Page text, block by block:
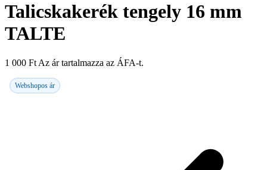
Talicskakerék tengely 16 mm
TALTE
1 000 Ft Az ár tartalmazza az ÁFA-t.
Webshopos ár